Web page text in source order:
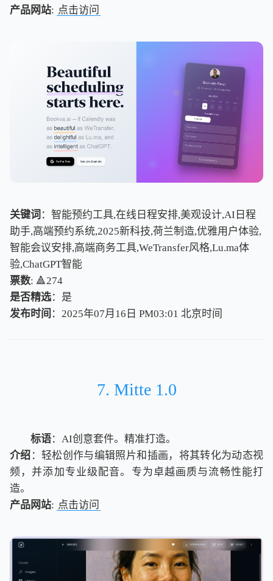
产品网站: 点击访问
关键词 ：智能预约工具,在线日程安排,美观设计,AI日程
助手,高端预约系统,2025新科技,荷兰制造,优雅用户体验,
智能会议安排,高端商务工具,WeTransfer风格,Lu.ma体
验,ChatGPT智能
票数: 🔺274
是否精选：是
发布时间 ：2025年07月16日 PM03:01 北京时间
北京时间
7. Mitte 1.0
标语：AI创意套件。精准打造。
介绍 ：轻松创作与编辑照片和插画，将其转化为动态视
频，并添加专业级配音。专为卓越画质与流畅性能打
造。
产品网站: 点击访问